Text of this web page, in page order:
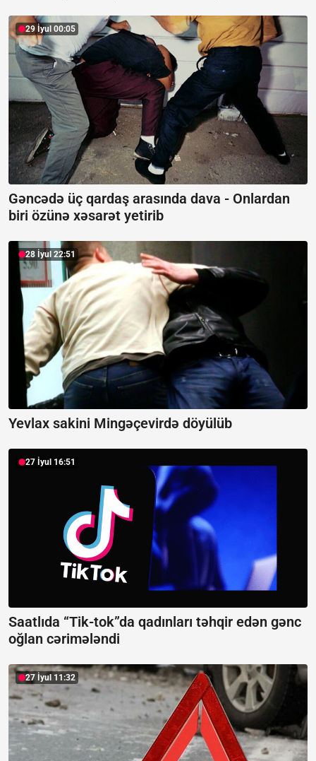
29 İyul 00:05
Gəncədə üç qardaş arasında dava - Onlardan
biri özünə xəsarət yetirib
28 İyul 22:51
Yevlax sakini Mingəçevirdə döyülüb
27 İyul 16:51
Saatlıda “Tik-tok”da qadınları təhqir edən gənc
oğlan cərimələndi
27 İyul 11:32